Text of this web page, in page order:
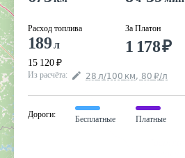
Расход топлива
189л
15 120 ₽
За Платон
1 178₽
Из расчёта: 28 л/100 км, 80 ₽/л
Дороги:
Бесплатные Платные